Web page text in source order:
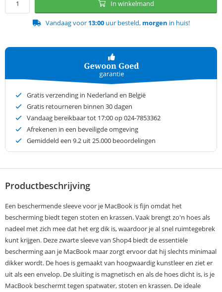
In winkelmand
Vandaag voor 13:00uur besteld, morgen in huis!
Gratis verzending in Nederland en België
Gratis retourneren binnen 30 dagen
Vandaag bereikbaar tot 17:00 op 024-7853362
Afrekenen in een beveiligde omgeving
Gemiddeld een 9.2 uit 25.000 beoordelingen
Productbeschrijving
Een beschermende sleeve voor je MacBook is fijn omdat het
bescherming biedt tegen stoten en krassen. Vaak brengt zo'n hoes als
nadeel met zich mee dat het erg dik is, waardoor je al snel ruimtegebrek
kunt krijgen. Deze zwarte sleeve van Shop4 biedt de essentiële
bescherming aan je MacBook maar zorgt ervoor dat hij slechts minimaal
dikker wordt. De hoes is gemaakt van hoogwaardig kunstleer en ziet er
uit als een envelop. De sluiting is magnetisch en als de hoes dicht is, is je
MacBook beschermt tegen spatwater, stoten en krassen. De ideale